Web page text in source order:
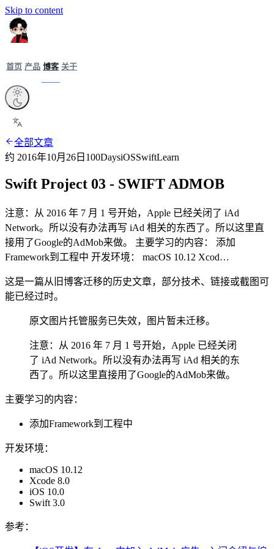
Skip to content
首页 产品 博客 关于
全部文章
约 2016年10月26日 100DaysiOSSwiftLearn
Swift Project 03 - SWIFT ADMOB
注意：从 2016 年 7 月 1 号开始，Apple 已经关闭了 iAd
Network。所以没有办法再写 iAd 相关的东西了。所以这里直
接用了Google的AdMob来做。 主要学习的内容： 添加
Framework到工程中 开发环境： macOS 10.12 Xcod…
这是一篇从旧博客迁移的历史文章，部分技术、链接或截图可
能已经过时。
原文图片托管服务已失效，图片暂未迁移。
注意：从 2016 年 7 月 1 号开始，Apple 已经关闭
了 iAd Network。所以没有办法再写 iAd 相关的东
西了。所以这里直接用了Google的AdMob来做。
主要学习的内容：
添加Framework到工程中
开发环境：
macOS 10.12
Xcode 8.0
iOS 10.0
Swift 3.0
参考：